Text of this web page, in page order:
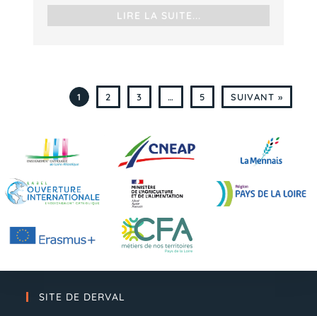
LIRE LA SUITE...
1 2 3 … 5 SUIVANT »
SITE DE DERVAL